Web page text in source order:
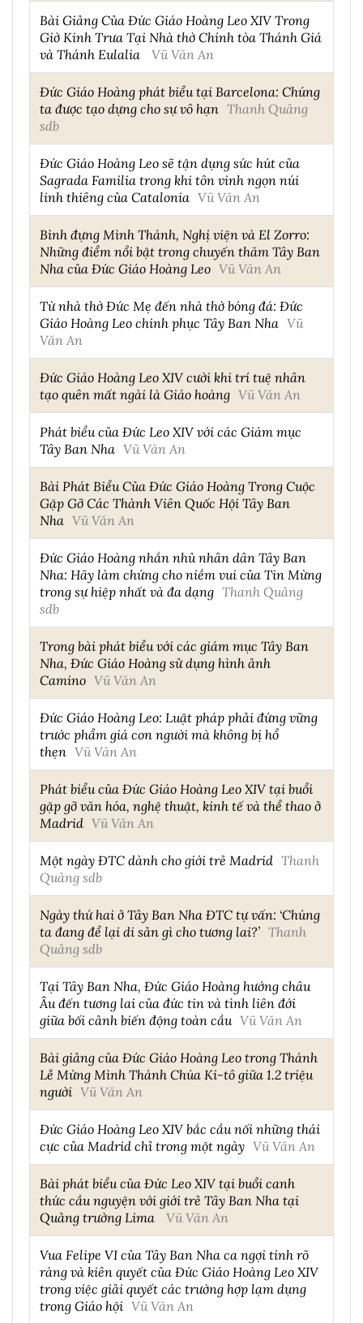
Bài Giảng Của Đức Giáo Hoàng Leo XIV Trong
Giờ Kinh Trưa Tại Nhà thờ Chính tòa Thánh Giá
và Thánh Eulalia
Vũ Văn An
Đức Giáo Hoàng phát biểu tại Barcelona: Chúng
ta được tạo dựng cho sự vô hạn Thanh Quảng
sdb
Đức Giáo Hoàng Leo sẽ tận dụng sức hút của
Sagrada Familia trong khi tôn vinh ngọn núi
linh thiêng của Catalonia Vũ Văn An
Bình đựng Mình Thánh, Nghị viện và El Zorro:
Những điểm nổi bật trong chuyến thăm Tây Ban
Nha của Đức Giáo Hoàng Leo Vũ Văn An
Từ nhà thờ Đức Mẹ đến nhà thờ bóng đá: Đức
Giáo Hoàng Leo chinh phục Tây Ban Nha Vũ
Văn An
Đức Giáo Hoàng Leo XIV cười khi trí tuệ nhân
tạo quên mất ngài là Giáo hoàng Vũ Văn An
Phát biểu của Đức Leo XIV với các Giám mục
Tây Ban Nha Vũ Văn An
Bài Phát Biểu Của Đức Giáo Hoàng Trong Cuộc
Gặp Gỡ Các Thành Viên Quốc Hội Tây Ban
Nha Vũ Văn An
Đức Giáo Hoàng nhắn nhủ nhân dân Tây Ban
Nha: Hãy làm chứng cho niềm vui của Tin Mừng
trong sự hiệp nhất và đa dạng Thanh Quảng
sdb
Trong bài phát biểu với các giám mục Tây Ban
Nha, Đức Giáo Hoàng sử dụng hình ảnh
Camino Vũ Văn An
Đức Giáo Hoàng Leo: Luật pháp phải đứng vững
trước phẩm giá con người mà không bị hổ
thẹn Vũ Văn An
Phát biểu của Đức Giáo Hoàng Leo XIV tại buổi
gặp gỡ văn hóa, nghệ thuật, kinh tế và thể thao ở
Madrid Vũ Văn An
Một ngày ĐTC dành cho giới trẻ Madrid Thanh
Quảng sdb
Ngày thứ hai ở Tây Ban Nha ĐTC tự vấn: ‘Chúng
ta đang để lại di sản gì cho tương lai?’ Thanh
Quảng sdb
Tại Tây Ban Nha, Đức Giáo Hoàng hướng châu
Âu đến tương lai của đức tin và tình liên đới
giữa bối cảnh biến động toàn cầu Vũ Văn An
Bài giảng của Đức Giáo Hoàng Leo trong Thánh
Lễ Mừng Mình Thánh Chúa Ki-tô giữa 1.2 triệu
người Vũ Văn An
Đức Giáo Hoàng Leo XIV bắc cầu nối những thái
cực của Madrid chỉ trong một ngày Vũ Văn An
Bài phát biểu của Đức Leo XIV tại buổi canh
thức cầu nguyện với giới trẻ Tây Ban Nha tại
Quảng trường Lima
Vũ Văn An
Vua Felipe VI của Tây Ban Nha ca ngợi tính rõ
ràng và kiên quyết của Đức Giáo Hoàng Leo XIV
trong việc giải quyết các trường hợp lạm dụng
trong Giáo hội Vũ Văn An